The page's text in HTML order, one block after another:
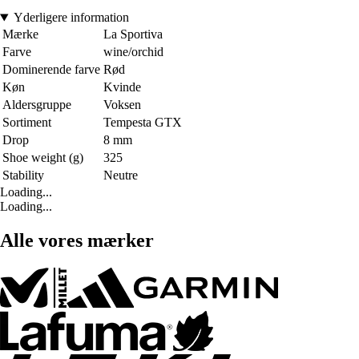
Yderligere information
Mærke
La Sportiva
Farve
wine/orchid
Dominerende farve Rød
Køn
Kvinde
Aldersgruppe
Voksen
Sortiment
Tempesta GTX
Drop
8 mm
Shoe weight (g)
325
Stability
Neutre
Loading...
Loading...
Alle vores mærker